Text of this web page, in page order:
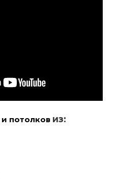
и потолков из: